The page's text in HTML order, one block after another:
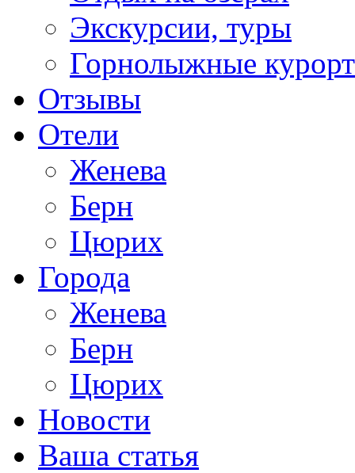
Экскурсии, туры
Горнолыжные
Отзывы
Отели
Женева
Берн
Цюрих
Города
Женева
Берн
Цюрих
Новости
Ваша статья